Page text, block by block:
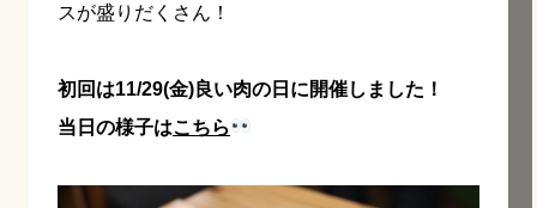
スが盛りだくさん！
初回は11/29(金)良い肉の日に開催しました！
当日の様子はこちら